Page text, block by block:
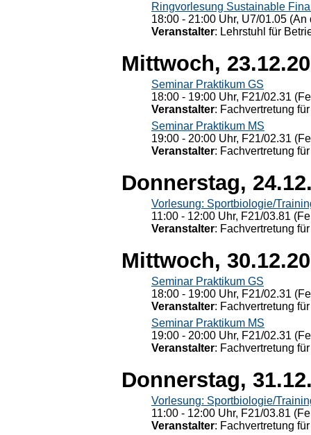
Ringvorlesung Sustainable
18:00 - 21:00 Uhr, U7/01.05
Veranstalter: Lehrstuhl für
Mittwoch,
Seminar Praktikum GS
18:00 - 19:00 Uhr, F21/02.31
Veranstalter: Fachvertretung
Seminar Praktikum MS
19:00 - 20:00 Uhr, F21/02.31
Veranstalter: Fachvertretung
Donnerstag,
Vorlesung: Sportbiologie/
11:00 - 12:00 Uhr, F21/03.81
Veranstalter: Fachvertretung
Mittwoch,
Seminar Praktikum GS
18:00 - 19:00 Uhr, F21/02.31
Veranstalter: Fachvertretung
Seminar Praktikum MS
19:00 - 20:00 Uhr, F21/02.31
Veranstalter: Fachvertretung
Donnerstag,
Vorlesung: Sportbiologie/
11:00 - 12:00 Uhr, F21/03.81
Veranstalter: Fachvertretung